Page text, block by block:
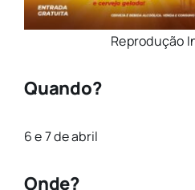
Reprodução
Quando?
6 e 7 de abril
Onde?